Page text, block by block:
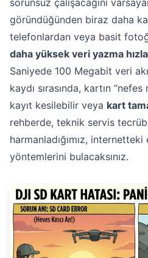
sorunsuz çalışacağını
göründüğünden biraz daha
telefonlardan veya basit
daha yüksek veri yazma
Saniyede 100 Megabit veri
kaydı sırasında, kartın
kayıt kesilebilir veya kart
rehberde, teknik servis
harmanladığımız,
yöntemlerini bulacaksınız.